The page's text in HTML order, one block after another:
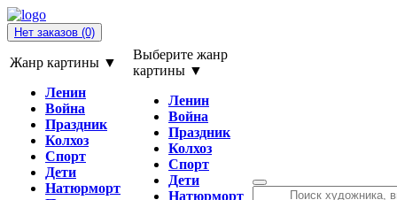
Нет заказов (0)
Жанр картины ▼
Ленин
Война
Праздник
Колхоз
Спорт
Дети
Натюрморт
Выберите жанр
картины ▼
Ленин
Война
Праздник
Колхоз
Спорт
Дети
Натюрморт